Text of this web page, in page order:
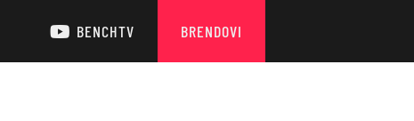
BENCHTV BRENDOVI